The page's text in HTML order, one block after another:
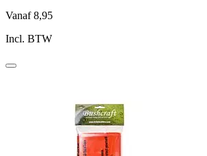
Vanaf 8,95
Incl. BTW